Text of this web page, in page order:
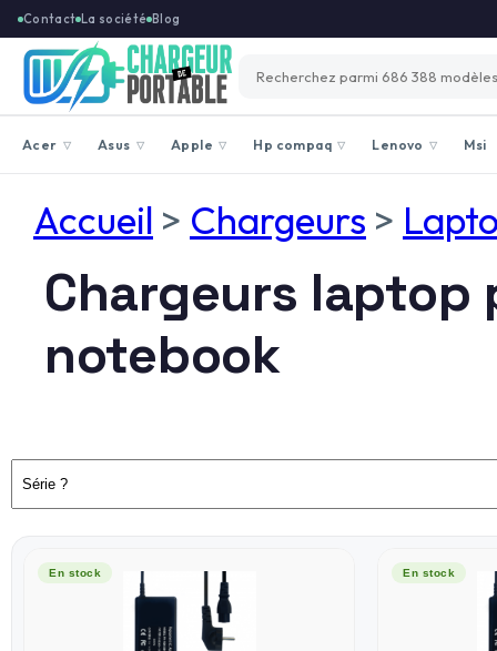
Contact La société Blog
Acer ▽ Asus ▽ Apple ▽ Hp compaq ▽ Lenovo ▽ Msi
Accueil > Chargeurs >
Chargeurs laptop
notebook
En stock En stock